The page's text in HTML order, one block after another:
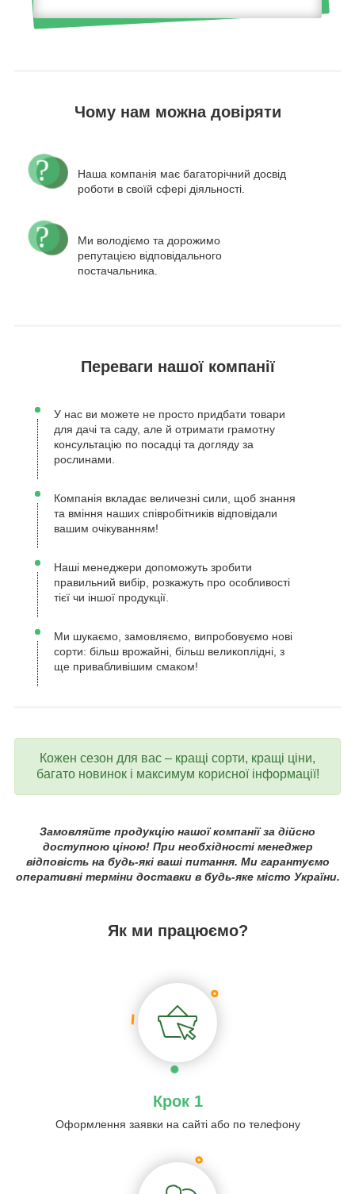
Чому нам можна довіряти
Наша компанія має багаторічний досвід
роботи в своїй сфері діяльності.
Ми володіємо та дорожимо
репутацією відповідального
постачальника.
Переваги нашої компанії
У нас ви можете не просто придбати товари
для дачі та саду, але й отримати грамотну
консультацію по посадці та догляду за
рослинами.
Компанія вкладає величезні сили, щоб знання
та вміння наших співробітників відповідали
вашим очікуванням!
Наші менеджери допоможуть зробити
правильний вибір, розкажуть про особливості
тієї чи іншої продукції.
Ми шукаємо, замовляємо, випробовуємо нові
сорти: більш врожайні, більш великоплідні, з
ще привабливішим смаком!
Кожен сезон для вас – кращі сорти, кращі ціни,
багато новинок і максимум корисної інформації!
Замовляйте продукцію нашої компанії за дійсно
доступною ціною! При необхідності менеджер
відповість на будь-які ваші питання. Ми гарантуємо
оперативні терміни доставки в будь-яке місто України.
Як ми працюємо?
Крок 1
Оформлення заявки на сайті або по телефону